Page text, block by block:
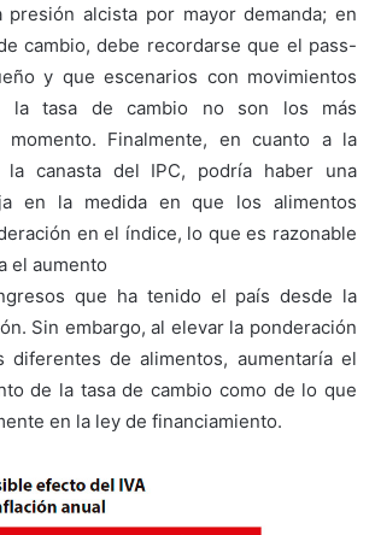
presión alcista por mayor demanda; en
cambio, debe recordarse que el pass-
y que escenarios con movimientos
la tasa de cambio no son los más
Finalmente, en cuanto a la
la canasta del IPC, podría haber una
en la medida en que los alimentos
en el índice, lo que es razonable
el aumento
que ha tenido el país desde la
Sin embargo, al elevar la ponderación
diferentes de alimentos, aumentaría el
de la tasa de cambio como de lo que
en la ley de financiamiento.